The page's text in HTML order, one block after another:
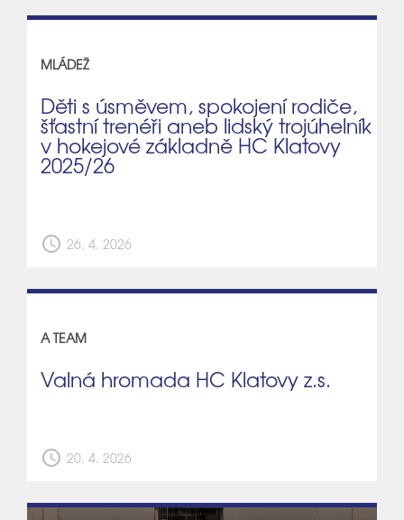
MLÁDEŽ
Děti s úsměvem, spokojení rodiče,
šťastní trenéři aneb lidský trojúhelník
v hokejové základně HC Klatovy
2025/26
schedule 26. 4. 2026
A TEAM
Valná hromada HC Klatovy z.s.
schedule 20. 4. 2026